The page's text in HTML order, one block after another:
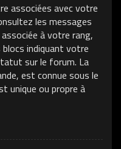
associées avec votre
les messages
associée à votre rang,
indiquant votre
sur le forum. La
est connue sous le
unique ou propre à